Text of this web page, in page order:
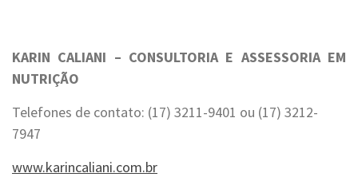
KARIN CALIANI – CONSULTORIA E ASSESSORIA EM
NUTRIÇÃO
Telefones de contato: (17) 3211-9401 ou (17) 3212-
7947
www.karincaliani.com.br